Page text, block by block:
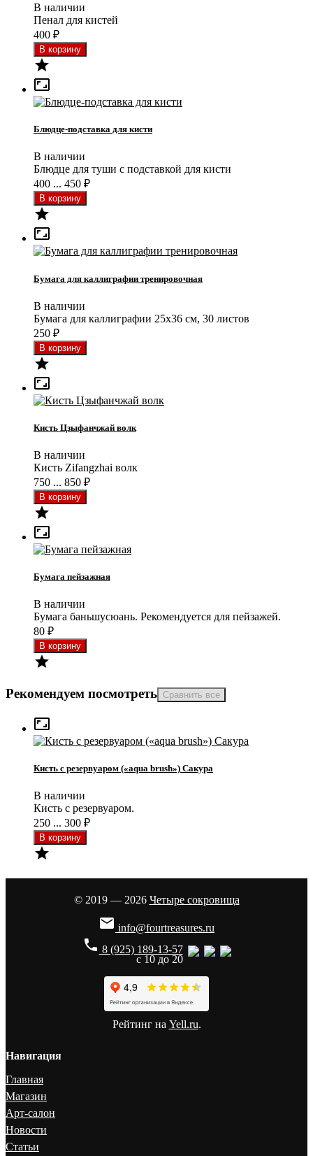
В наличии
Пенал для кистей
400 ₽


Блюдце-подставка для кисти
В наличии
Блюдце для туши с подставкой для кисти
400 ... 450 ₽


Бумага для каллиграфии тренировочная
В наличии
Бумага для каллиграфии 25x36 см, 30 листов
250 ₽


Кисть Цзыфанчжай волк
В наличии
Кисть Zifangzhai волк
750 ... 850 ₽


Бумага пейзажная
В наличии
Бумага баньшусюань. Рекомендуется для пейзажей.
80 ₽

Рекомендуем посмотреть

Кисть с резервуаром («aqua brush») Сакура
В наличии
Кисть с резервуаром.
250 ... 300 ₽

© 2019 — 2026 Четыре сокровища
 info@fourtreasures.ru
phone 8 (925) 189-13-57
с 10 до 20
Рейтинг на Yell.ru.
Навигация
Главная
Магазин
Арт-салон
Новости
Статьи